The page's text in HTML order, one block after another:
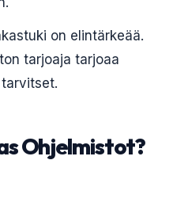
on elintärkeää.
tarjoaja tarjoaa
Ohjelmistot?